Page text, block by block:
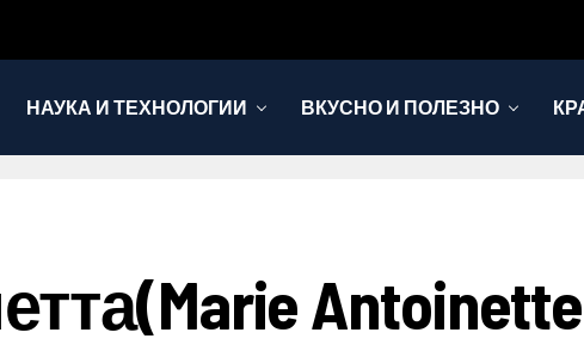
НАУКА И ТЕХНОЛОГИИ ВКУСНО И ПОЛЕЗНО